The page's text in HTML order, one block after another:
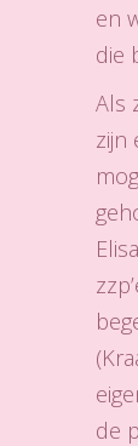
en
die
Als
zijn
de